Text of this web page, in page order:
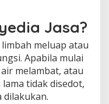
Jasa?
meluap atau
Apabila mulai
melambat, atau
tidak disedot,
dilakukan.